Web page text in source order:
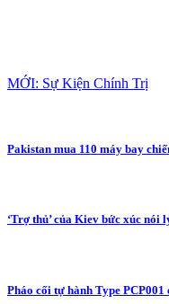
MỚI: Sự Kiện Chính Trị
Pakistan mua 110 máy bay
‘Trợ thủ’ của Kiev bức xúc nói
Pháo cối tự hành Type